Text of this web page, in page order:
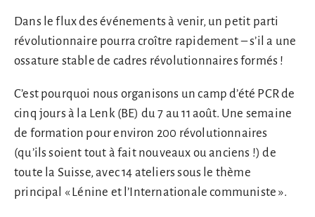
Dans le flux des événements à venir, un petit parti
révolutionnaire pourra croître rapidement – s’il a une
ossature stable de cadres révolutionnaires formés !
C’est pourquoi nous organisons un camp d’été PCR de
cinq jours à la Lenk (BE) du 7 au 11 août. Une semaine
de formation pour environ 200 révolutionnaires
(qu’ils soient tout à fait nouveaux ou anciens !) de
toute la Suisse, avec 14 ateliers sous le thème
principal « Lénine et l’Internationale communiste ».